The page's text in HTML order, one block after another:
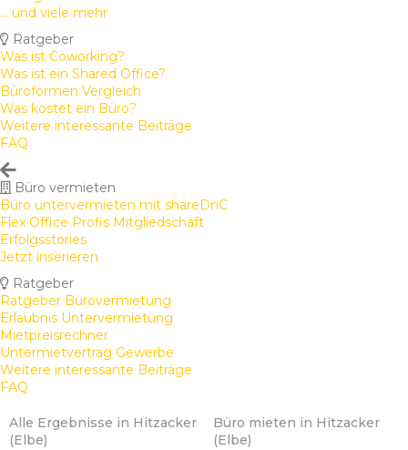
... und viele mehr
Ratgeber
Was ist Coworking?
Was ist ein Shared Office?
Büroformen Vergleich
Was kostet ein Büro?
Weitere interessante Beiträge
FAQ
Büro vermieten
Büro untervermieten mit shareDnC
Flex Office Profis Mitgliedschaft
Erfolgsstories
Jetzt inserieren
Ratgeber
Ratgeber Bürovermietung
Erlaubnis Untervermietung
Mietpreisrechner
Untermietvertrag Gewerbe
Weitere interessante Beiträge
FAQ
Alle Ergebnisse in Hitzacker
(Elbe)
Büro mieten in Hitzacker
(Elbe)